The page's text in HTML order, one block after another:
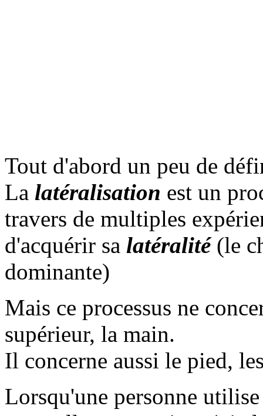
Tout d'abord un peu de
La latéralisation est un
travers de multiples
d'acquérir sa latéralité (le
dominante)
Mais ce processus ne
supérieur, la main.
Il concerne aussi le pied,
Lorsqu'une personne